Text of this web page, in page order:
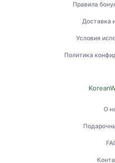
Правила
Доставка
Условия
Политика
О